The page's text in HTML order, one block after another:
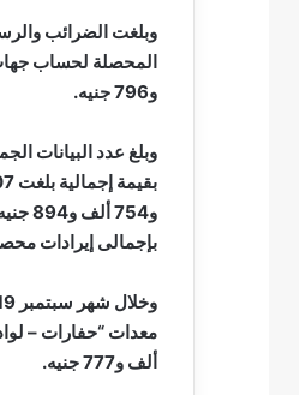
و796 جنيه.
بإجمالى إيرادات محصلة قدرها 54 مليون
ألف و777 جنيه.